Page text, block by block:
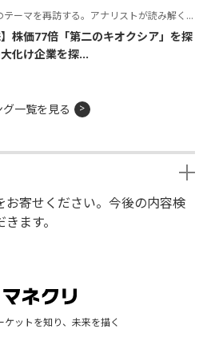
ーマを再訪する。アナリストが読み解くテーマの本質
】株価77倍「第二のキオクシア」を探
化け企業を探...
一覧を見る
お寄せください。今後の内容検
ます。
ケットを知り、未来を描く